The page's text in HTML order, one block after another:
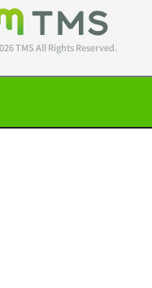
TMS All Rights Reserved.